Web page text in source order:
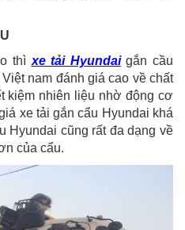
thì xe tải Hyundaigắn cầu
nam đánh giá cao về chất
kiệm nhiên liệu nhờ động cơ
xe tải gắn cẩu Hyundai khá
Hyundai cũng rất đa dạng về
của cẩu.